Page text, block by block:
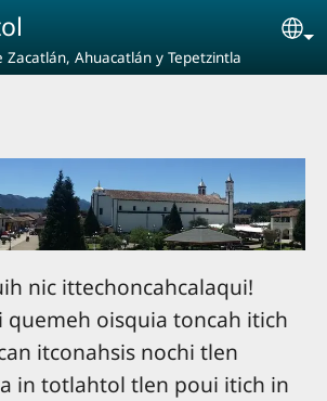
principal
Zacatlán, Ahuacatlán y Tepetzintla
nic ittechoncahcalaqui!
oisquia toncah itich
itconahsis nochi tlen
in totlahtol tlen poui itich in